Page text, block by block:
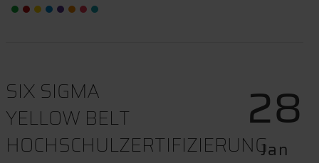
SIX SIGMA
YELLOW BELT
HOCHSCHULZERTIFIZIERUNG
28
Jan